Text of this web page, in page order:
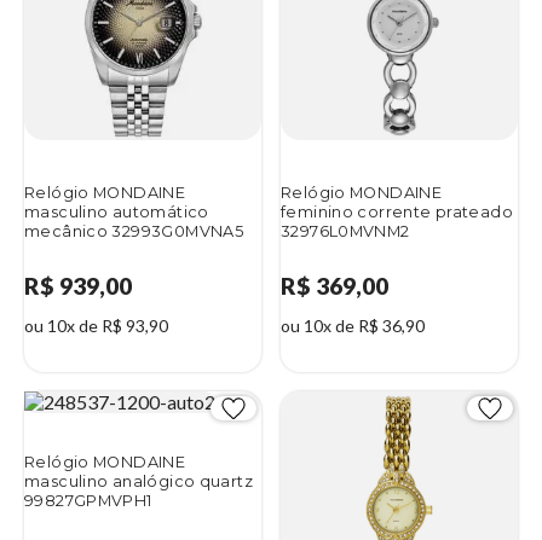
Relógio MONDAINE
masculino automático
mecânico 32993G0MVNA5
R$ 939,00
ou 10x de R$ 93,90
Relógio MONDAINE
feminino corrente prateado
32976L0MVNM2
R$ 369,00
ou 10x de R$ 36,90
Relógio MONDAINE
masculino analógico quartz
99827GPMVPH1